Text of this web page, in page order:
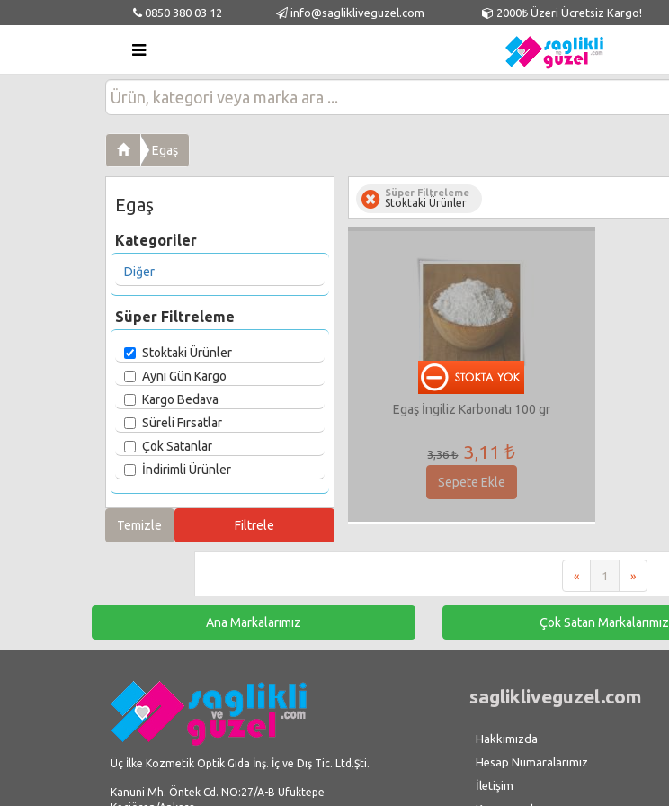
0850 380 03 12 info@saglikliveguzel.com 2000₺ Üzeri Ücretsiz Kargo!
Egaş
Egaş
Kategoriler
Diğer
Süper Filtreleme
Stoktaki Ürünler
Aynı Gün Kargo
Kargo Bedava
Süreli Fırsatlar
Çok Satanlar
İndirimli Ürünler
Süper Filtreleme
Stoktaki Ürünler
Egaş İngiliz Karbonatı 100 gr
3,36 ₺ 3,11 ₺
Sepete Ekle
« 1 »
Ana Markalarımız Çok Satan Markalarımız
Üç İlke Kozmetik Optik Gıda İnş. İç ve Dış Tic. Ltd.Şti.
Kanuni Mh. Öntek Cd. NO:27/A-B Ufuktepe
saglikliveguzel.com
Hakkımızda
Hesap Numaralarımız
İletişim